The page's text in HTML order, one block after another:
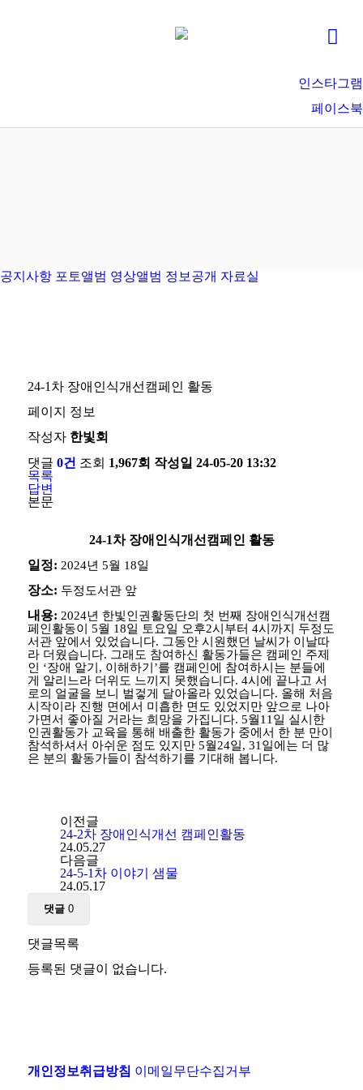
인스타그램
페이스북
공지사항 포토앨범 영상앨범 정보공개 자료실
24-1차 장애인식개선캠페인 활동
페이지 정보
작성자 한빛회
댓글 0건 조회 1,967회 작성일 24-05-20 13:32
목록
답변
본문
24-1차 장애인식개선캠페인 활동
일정: 2024년 5월 18일
장소: 두정도서관 앞
내용: 2024년 한빛인권활동단의 첫 번째 장애인식개선캠
페인활동이 5월 18일 토요일 오후2시부터 4시까지 두정도
서관 앞에서 있었습니다. 그동안 시원했던 날씨가 이날따
라 더웠습니다. 그래도 참여하신 활동가들은 캠페인 주제
인 ‘장애 알기 , 이해하기 ’를 캠페인에 참여하시는 분들에
게 알리느라 더위도 느끼지 못했습니다. 4시에 끝나고 서
로의 얼굴을 보니 벌겋게 달아올라 있었습니다. 올해 처음
시작이라 진행 면에서 미흡한 면도 있었지만 앞으로 나아
가면서 좋아질 거라는 희망을 가집니다. 5월11 일 실시한
인권활동가 교육을 통해 배출한 활동가 중에서 한 분 만이
참석하셔서 아쉬운 점도 있지만 5월24일, 31 일에는 더 많
은 분의 활동가들이 참석하기를 기대해 봅니다.
이전글
24-2차 장애인식개선 캠페인활동
24.05.27
다음글
24-5-1차 이야기 샘물
24.05.17
댓글0
댓글목록
등록된 댓글이 없습니다.
개인정보취급방침 이메일무단수집거부